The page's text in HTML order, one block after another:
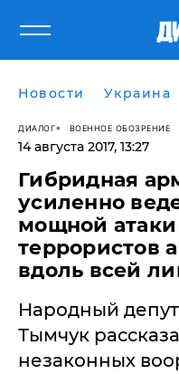
Новости Украина
ДИАЛОГ ВОЕННОЕ ОБОЗРЕНИЕ
14 августа 2017, 13:27
Гибридная
усиленно
мощной
террористов
вдоль всей
Народный
Тымчук
незаконных